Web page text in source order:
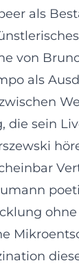
als
von
als
die sein